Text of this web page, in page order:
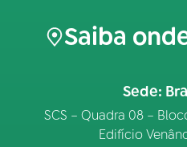
Saiba
Sede:
SCS – Quadra 08 –
Edifício